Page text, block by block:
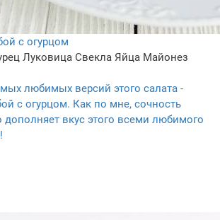
с огурцом
Луковица Свекла Яйца Майонез
любимых версий этого салата -
с огурцом. Как по мне, сочность
дополняет вкус этого всеми любимого